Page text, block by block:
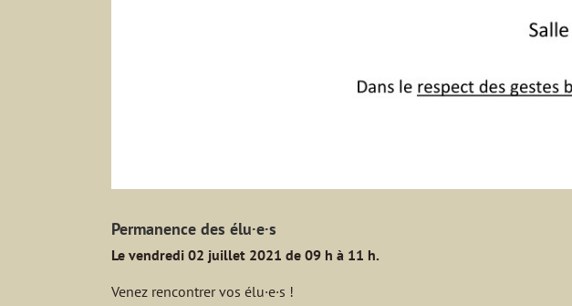
Permanence des élu·e·s
Le vendredi 02 juillet 2021 de 09 h à 11 h.
Venez rencontrer vos élu·e·s !